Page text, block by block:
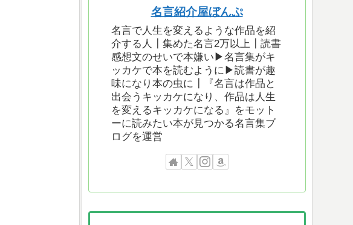
名言紹介屋ぼんぷ
名言で人生を変えるような作品を紹
介する人┃集めた名言2万以上┃読書
感想文のせいで本嫌い▶︎名言集がキ
ッカケで本を読むように▶︎読書が趣
味になり本の虫に┃『名言は作品と
出会うキッカケになり、作品は人生
を変えるキッカケになる』をモット
ーに読みたい本が見つかる名言集ブ
ログを運営